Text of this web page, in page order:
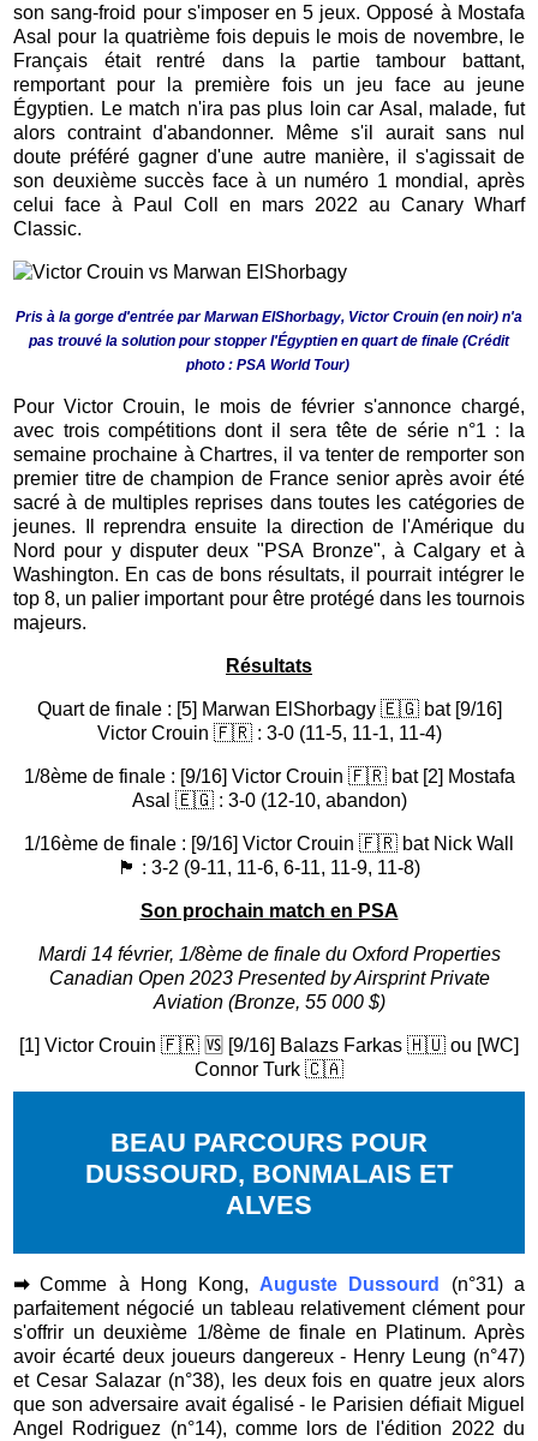
son sang-froid pour s'imposer en 5 jeux. Opposé à Mostafa
Asal pour la quatrième fois depuis le mois de novembre, le
Français était rentré dans la partie tambour battant,
remportant pour la première fois un jeu face au jeune
Égyptien. Le match n'ira pas plus loin car Asal, malade, fut
alors contraint d'abandonner. Même s'il aurait sans nul
doute préféré gagner d'une autre manière, il s'agissait de
son deuxième succès face à un numéro 1 mondial, après
celui face à Paul Coll en mars 2022 au Canary Wharf
Classic.
Pris à la gorge d'entrée par Marwan ElShorbagy, Victor Crouin (en noir) n'a
pas trouvé la solution pour stopper l'Égyptien en quart de finale (Crédit
photo : PSA World Tour)
Pour Victor Crouin, le mois de février s'annonce chargé,
avec trois compétitions dont il sera tête de série n°1 : la
semaine prochaine à Chartres, il va tenter de remporter son
premier titre de champion de France senior après avoir été
sacré à de multiples reprises dans toutes les catégories de
jeunes. Il reprendra ensuite la direction de l'Amérique du
Nord pour y disputer deux "PSA Bronze", à Calgary et à
Washington. En cas de bons résultats, il pourrait intégrer le
top 8, un palier important pour être protégé dans les tournois
majeurs.
Résultats
Quart de finale : [5] Marwan ElShorbagy 🇪🇬 bat [9/16]
Victor Crouin 🇫🇷 : 3-0 (11-5, 11-1, 11-4)
1/8ème de finale : [9/16] Victor Crouin 🇫🇷 bat [2] Mostafa
Asal 🇪🇬 : 3-0 (12-10, abandon)
1/16ème de finale : [9/16] Victor Crouin 🇫🇷 bat Nick Wall
🏴󠁧󠁢󠁥󠁮󠁧󠁿 : 3-2 (9-11, 11-6, 6-11, 11-9, 11-8)
Son prochain match en PSA
Mardi 14 février, 1/8ème de finale du Oxford Properties
Canadian Open 2023 Presented by Airsprint Private
Aviation (Bronze, 55 000 $)
[1] Victor Crouin 🇫🇷 🆚 [9/16] Balazs Farkas 🇭🇺 ou [WC]
Connor Turk 🇨🇦
BEAU PARCOURS POUR
DUSSOURD, BONMALAIS ET
ALVES
➡Comme à Hong Kong, Auguste Dussourd
(n°31) a
parfaitement négocié un tableau relativement clément pour
s'offrir un deuxième 1/8ème de finale en Platinum. Après
avoir écarté deux joueurs dangereux - Henry Leung (n°47)
et Cesar Salazar (n°38), les deux fois en quatre jeux alors
que son adversaire avait égalisé - le Parisien défiait Miguel
Angel Rodriguez (n°14), comme lors de l'édition 2022 du